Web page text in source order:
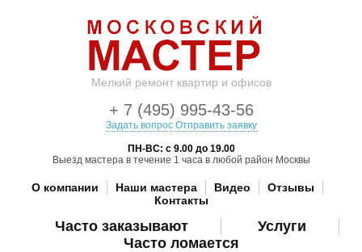
Мелкий ремонт квартир и офисов
+ 7 (495) 995-43-56
Задать вопрос Отправить заявку
ПН-ВС: с 9.00 до 19.00
Выезд мастера в течение 1 часа в любой район Москвы
О компании Наши мастера Видео
Отзывы
Контакты
Часто заказывают
Услуги
Часто ломается